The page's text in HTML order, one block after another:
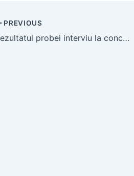
PREVIOUS
Rezultatul probei interviu la concursul pentru ocuparea postului de Administrator patrimoniu